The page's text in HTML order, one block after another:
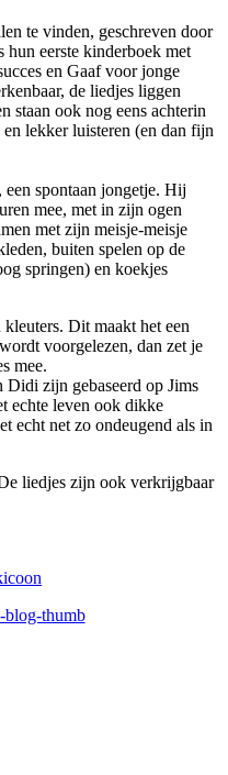
te vinden, geschreven door
eerste kinderboek met
en Gaaf voor jonge
de liedjes liggen
staan ook nog eens achterin
lekker luisteren (en dan fijn
spontaan jongetje. Hij
mee, met in zijn ogen
met zijn meisje-meisje
buiten spelen op de
springen) en koekjes
Dit maakt het een
voorgelezen, dan zet je
mee.
Didi zijn gebaseerd op Jims
echte leven ook dikke
echt net zo ondeugend als in
liedjes zijn ook verkrijgbaar